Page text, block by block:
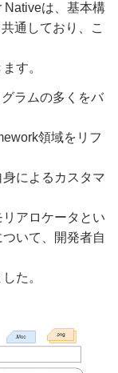
Nativeは、基本構
通しており、こ
す。
ラムの多くをバ
領域をリフ
によるカスタマ
アロケータとい
いて、開発者自
た。